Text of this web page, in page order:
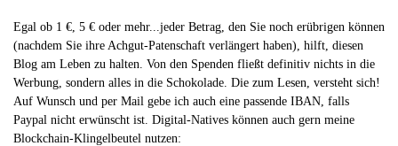
Egal ob 1 €, 5 € oder mehr...jeder Betrag, den Sie noch erübrigen können
(nachdem Sie ihre Achgut-Patenschaft verlängert haben), hilft, diesen
Blog am Leben zu halten. Von den Spenden fließt definitiv nichts in die
Werbung, sondern alles in die Schokolade. Die zum Lesen, versteht sich!
Auf Wunsch und per Mail gebe ich auch eine passende IBAN, falls
Paypal nicht erwünscht ist. Digital-Natives können auch gern meine
Blockchain-Klingelbeutel nutzen: